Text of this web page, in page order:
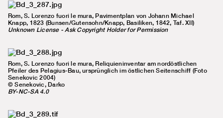
Rom, S. Lorenzo fuori le mura, Pavimentplan von Johann Michael
Knapp, 1823 (Bunsen/Gutensohn/Knapp, Basiliken, 1842, Taf. XII)
Unknown License - Ask Copyright Holder for Permission
Rom, S. Lorenzo fuori le mura, Reliquieninventar am nordöstlichen
Pfeiler des Pelagius-Bau, ursprünglich im östlichen Seitenschiff (Foto
Senekovic 2004)
© Senekovic, Darko
BY-NC-SA 4.0